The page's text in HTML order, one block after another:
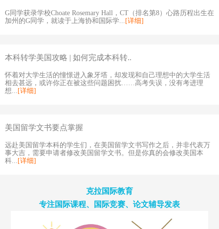
G同学获录学校Choate Rosemary Hall，CT（排名第8）心路历程出生在
加州的G同学，就读于上海协和国际学... [详细]
本科转学美国攻略 | 如何完成本科转..
怀着对大学生活的憧憬进入象牙塔，却发现和自己理想中的大学生活
相去甚远，或许你正在被这些问题困扰……高考失误，没有考进理
想... [详细]
美国留学文书要点掌握
远赴美国留学本科的学生们，在美国留学文书写作之后，并非代表万
事大吉，需要申请者修改美国留学文书。但是你真的会修改美国本
科... [详细]
克拉国际教育
专注国际课程、国际竞赛、论文辅导发表